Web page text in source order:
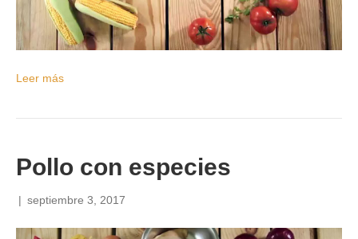
Leer más
Pollo con especies
| septiembre 3, 2017